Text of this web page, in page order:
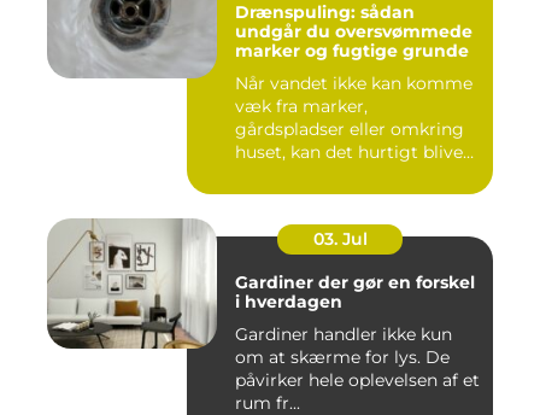
Drænspuling: sådan
undgår du oversvømmede
marker og fugtige grunde
Når vandet ikke kan komme
væk fra marker,
gårdspladser eller omkring
huset, kan det hurtigt blive
03. Jul
Gardiner der gør en forskel
i hverdagen
Gardiner handler ikke kun
om at skærme for lys. De
påvirker hele oplevelsen af et
rum fr...